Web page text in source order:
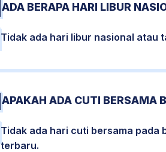
ADA BERAPA HARI LIBUR
Tidak ada hari libur nasional atau
APAKAH ADA CUTI BERSAMA
Tidak ada hari cuti bersama pada
terbaru.